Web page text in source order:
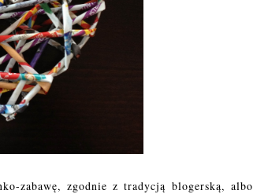
zabawę, zgodnie z tradycją blogerską, albo